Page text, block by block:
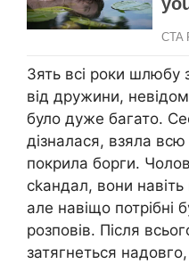
Зять всі роки шлюбу
від дружини,
було дуже багато.
дізналася, взяла всю
покрила борги.
сkандал, вони
але навіщо потрібні
розповів. Після
затягнеться